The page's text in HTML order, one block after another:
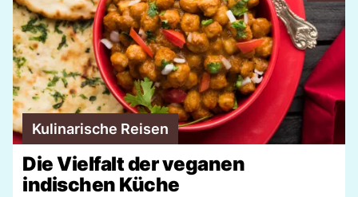
Kulinarische Reisen
Die Vielfalt der veganen
indischen Küche